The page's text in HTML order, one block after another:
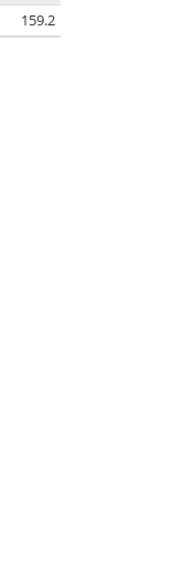
159.2